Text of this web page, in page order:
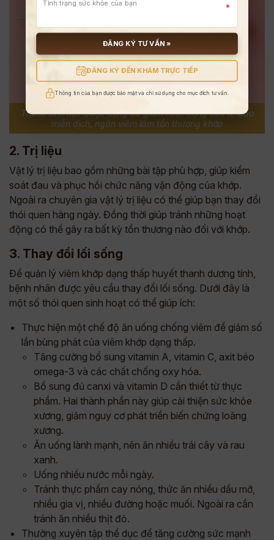
Thuốc sinh học được dùng để giảm hoạt động của tế bào
miễn dịch, ngăn viêm làm tổn thương khớp
2. Trị liệu
Vật lý trị liệu bao gồm những bài tập phù hợp, giúp kiểm
soát đau và phục hồi chức năng vận động của khớp.
Ngoài ra chuyên gia vật lý trị liệu có thể giúp bạn thay đổi
thói quen hàng ngày. Đồng thời giúp tránh những hoạt
động có thể gây ra bất kỳ tổn thương nào đối với khớp.
3. Thay đổi lối sống
Để quản lý viêm khớp dạng thấp huyết thanh dương tính,
bệnh nhân được yêu cầu thay đổi lối sống. Dưới đây là
một số thói quen sinh hoạt có thể giúp ích:
Thực hiện một chế độ ăn uống chống viêm để giảm số
lần bùng phát của viêm khớp dạng thấp.
Tăng cường bổ sung vitamin A, vitamin C, axit béo
omega-3 và các chất chống oxy hóa.
Bổ sung đủ canxi và vitamin D cần thiết từ thực
phẩm. Hai thành phần này giúp cải thiện sức khỏe
xương, giảm nguy cơ phát triển biến chứng loãng
xương.
Ăn uống lành mạnh, nên ăn nhiều trái cây và rau
xanh.
Uống nhiều nước mỗi ngày.
Tránh thực phẩm cay nóng, thức ăn nhiều dầu mỡ,
nhiều gia vị, nhiều đường hoặc muối. Ngoài ra cần
tránh ăn nhiều thịt đỏ.
Thường xuyên tập thể dục để tăng cường sức mạnh
*
ĐĂNG KÝ TƯ VẤN »
ĐĂNG KÝ ĐẾN KHÁM TRỰC TIẾP
Thông tin của bạn được bảo mật và chỉ sử dụng cho mục đích tư vấn.